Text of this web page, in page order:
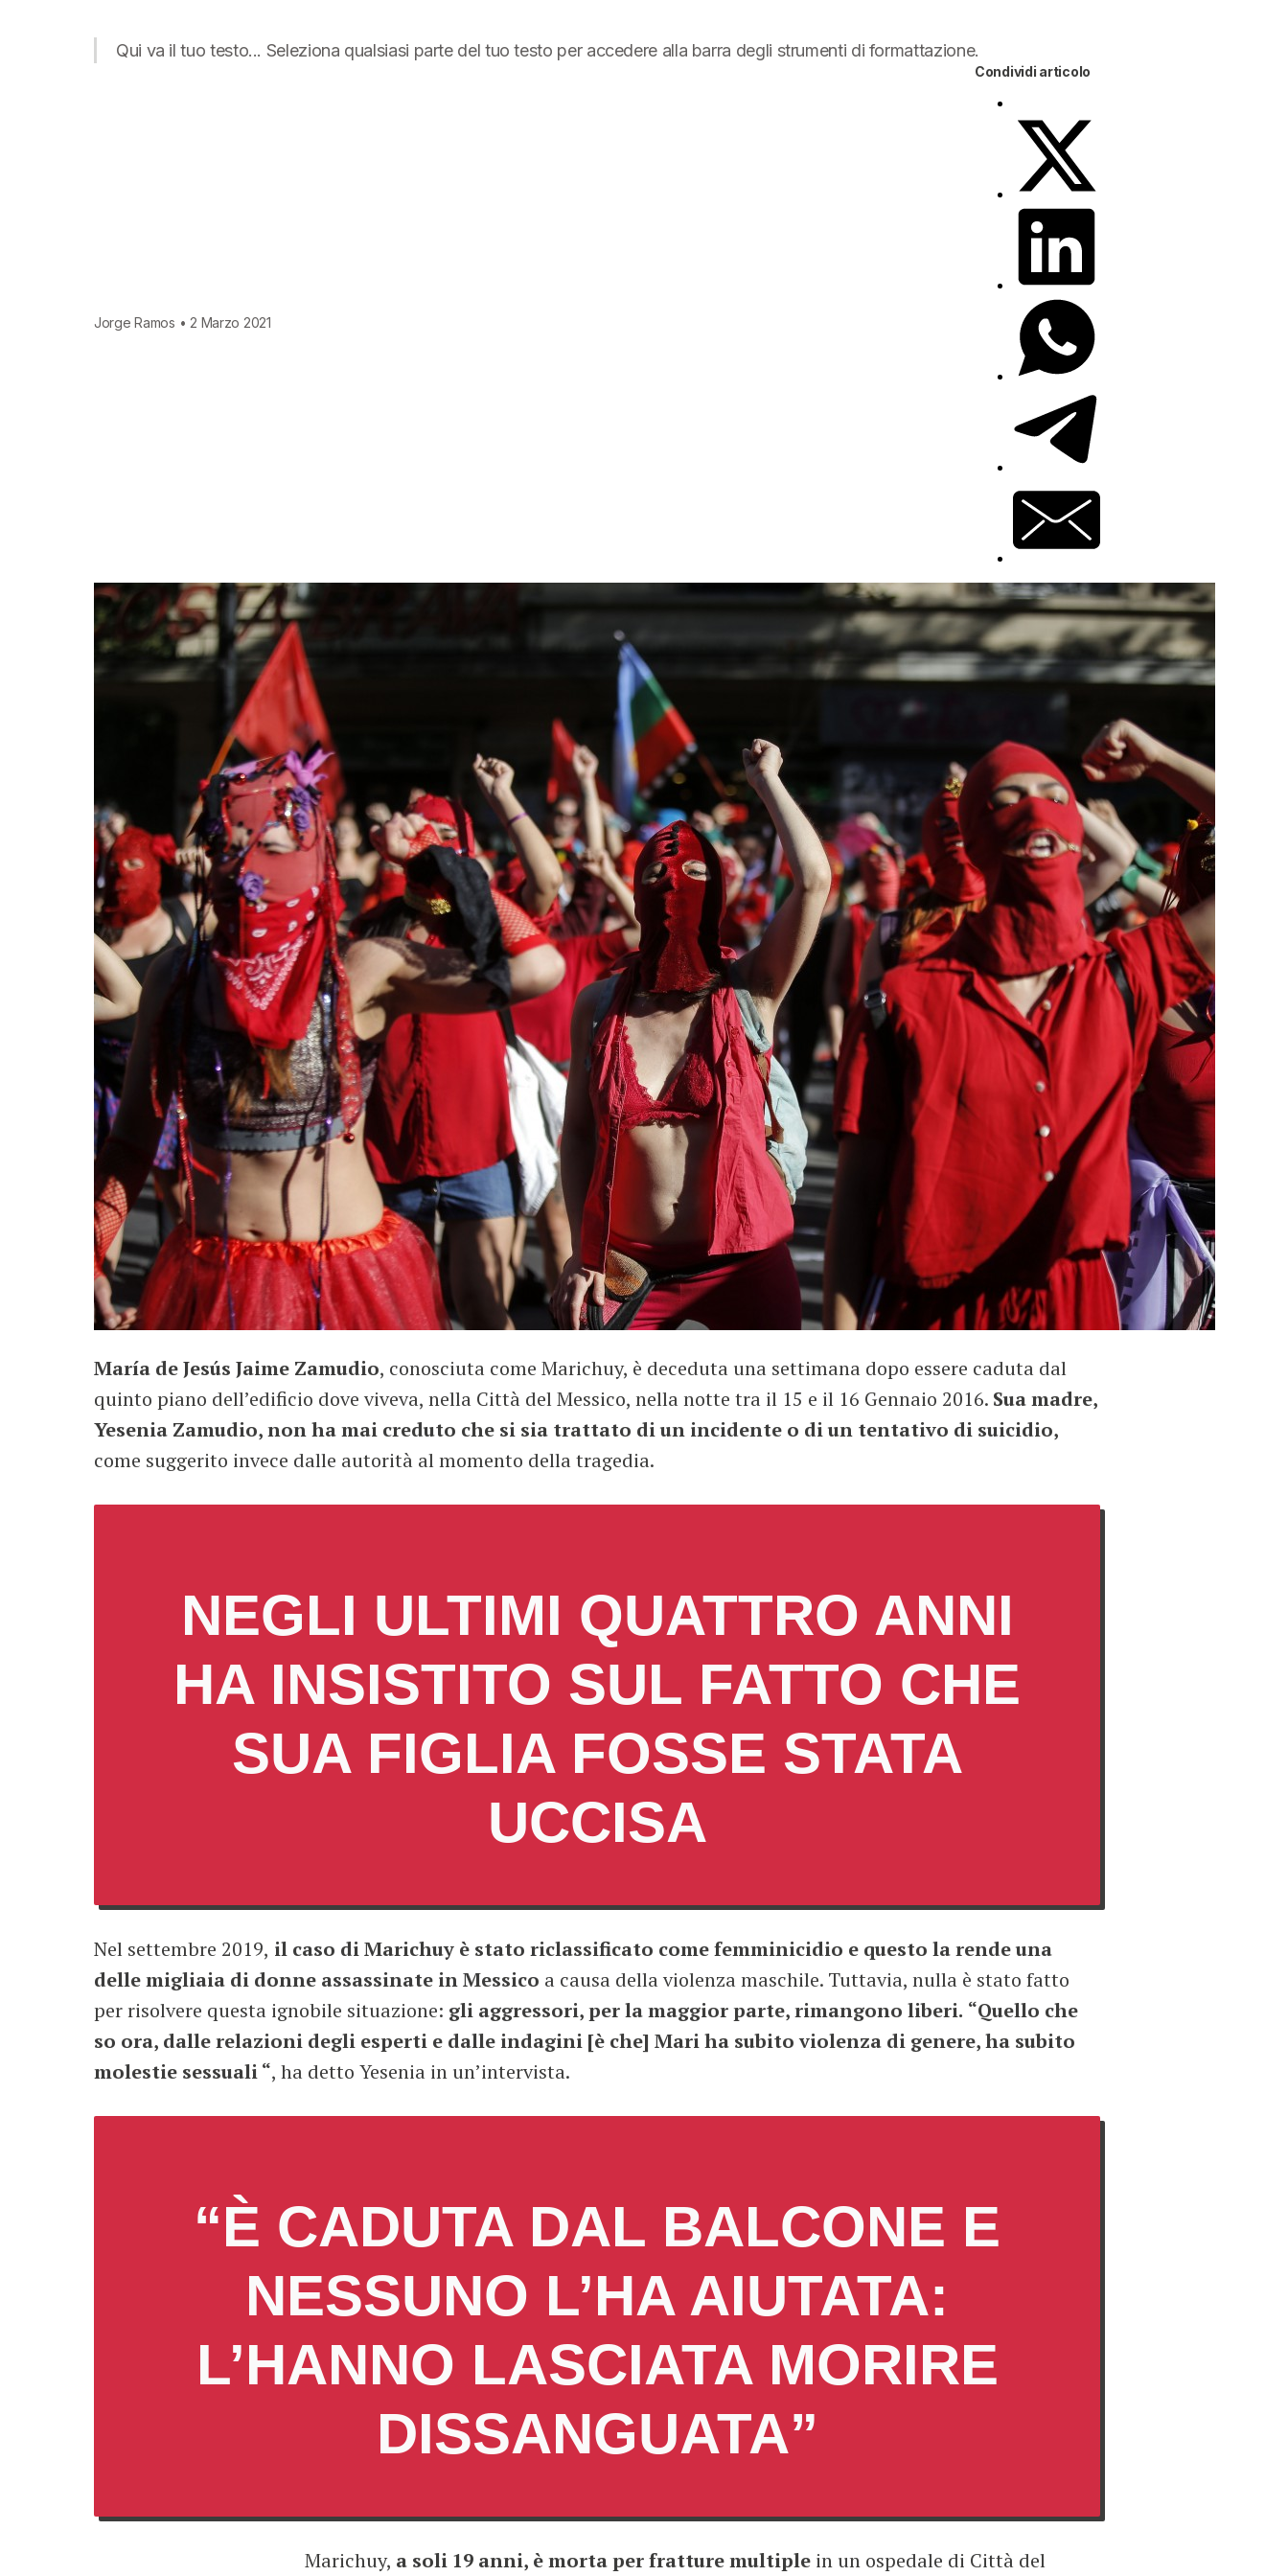
Qui va il tuo testo... Seleziona qualsiasi parte del tuo testo per accedere alla barra degli strumenti di formattazione.
Jorge Ramos • 2 Marzo 2021
Condividi articolo
María de Jesús Jaime Zamudio, conosciuta come Marichuy, è deceduta una settimana dopo essere caduta dal
quinto piano dell’edificio dove viveva, nella Città del Messico, nella notte tra il 15 e il 16 Gennaio 2016. Sua madre,
Yesenia Zamudio, non ha mai creduto che si sia trattato di un incidente o di un tentativo di suicidio,
come suggerito invece dalle autorità al momento della tragedia.
NEGLI ULTIMI QUATTRO ANNI
HA INSISTITO SUL FATTO CHE
SUA FIGLIA FOSSE STATA
UCCISA
Nel settembre 2019, il caso di Marichuy è stato riclassificato come femminicidio e questo la rende una
delle migliaia di donne assassinate in Messico a causa della violenza maschile. Tuttavia, nulla è stato fatto
per risolvere questa ignobile situazione: gli aggressori, per la maggior parte, rimangono liberi. “Quello che
so ora, dalle relazioni degli esperti e dalle indagini [è che] Mari ha subito violenza di genere, ha subito
molestie sessuali “, ha detto Yesenia in un’intervista.
“È CADUTA DAL BALCONE E
NESSUNO L’HA AIUTATA:
L’HANNO LASCIATA MORIRE
DISSANGUATA”
Marichuy, a soli 19 anni, è morta per fratture multiple in un ospedale di Città del